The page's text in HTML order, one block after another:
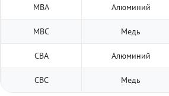
МВА Алюминий
МВС Медь
СВА Алюминий
СВС Медь